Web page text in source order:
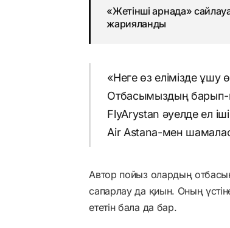
«Жетінші арнада»
жарияланды
«Неге өз елімізде
Отбасымыздың барып-
FlyArystan әуелде ел
Air Astana-мен
Автор пойыз олардың
сапарлау да қиын. Оның
ететін бала да бар.